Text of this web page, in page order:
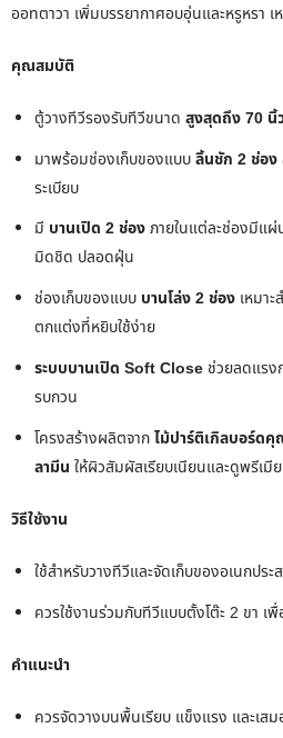
ออทตาวา เพิ่มบรรยากาศอบอุ่นและหรูหรา
คุณสมบัติ
ตู้วางทีวีรองรับทีวีขนาด สูงสุดถึง 70 นิ้
มาพร้อมช่องเก็บของแบบลิ้นชัก 2 ช่อง
ระเบียบ
มี บานเปิด 2 ช่องภายในแต่ละช่องมีแ
มิดชิด ปลอดฝุ่น
ช่องเก็บของแบบ บานโล่ง 2 ช่อง เหมา
ตกแต่งที่หยิบใช้ง่าย
ระบบบานเปิด Soft Close ช่วยลดแรง
รบกวน
โครงสร้างผลิตจากไม้ปาร์ติเกิลบอร์ด
ลามีน ให้ผิวสัมผัสเรียบเนียนและดูพรีเมี
วิธีใช้งาน
ใช้สำหรับวางทีวีและจัดเก็บของอเนกประ
ควรใช้งานร่วมกับทีวีแบบตั้งโต๊ะ 2 ขา เ
คำแนะนำ
ควรจัดวางบนพื้นเรียบ แข็งแรง และเส